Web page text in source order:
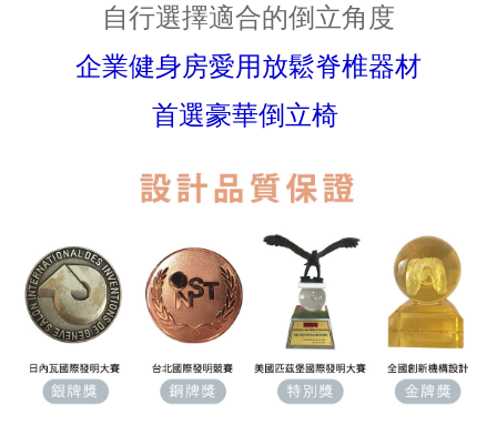
自行選擇適合的倒立角度
企業健身房愛用放鬆脊椎器材
首選豪華倒立椅